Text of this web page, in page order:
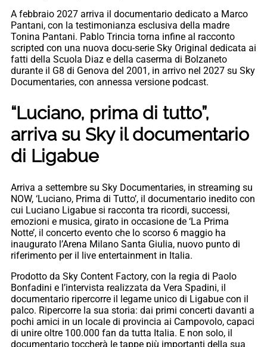
A febbraio 2027 arriva il documentario dedicato a Marco
Pantani, con la testimonianza esclusiva della madre
Tonina Pantani. Pablo Trincia torna infine al racconto
scripted con una nuova docu-serie Sky Original dedicata ai
fatti della Scuola Diaz e della caserma di Bolzaneto
durante il G8 di Genova del 2001, in arrivo nel 2027 su Sky
Documentaries, con annessa versione podcast.
“Luciano, prima di tutto”,
arriva su Sky il documentario
di Ligabue
Arriva a settembre su Sky Documentaries, in streaming su
NOW, ‘Luciano, Prima di Tutto’, il documentario inedito con
cui Luciano Ligabue si racconta tra ricordi, successi,
emozioni e musica, girato in occasione de ‘La Prima
Notte’, il concerto evento che lo scorso 6 maggio ha
inaugurato l’Arena Milano Santa Giulia, nuovo punto di
riferimento per il live entertainment in Italia.
Prodotto da Sky Content Factory, con la regia di Paolo
Bonfadini e l’intervista realizzata da Vera Spadini, il
documentario ripercorre il legame unico di Ligabue con il
palco. Ripercorre la sua storia: dai primi concerti davanti a
pochi amici in un locale di provincia ai Campovolo, capaci
di unire oltre 100.000 fan da tutta Italia. E non solo, il
documentario toccherà le tappe più importanti della sua